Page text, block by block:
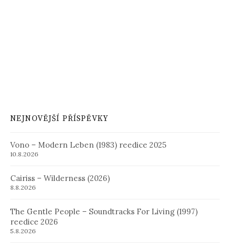
NEJNOVĚJŠÍ PŘÍSPĚVKY
Vono – Modern Leben (1983) reedice 2025
10.8.2026
Cairiss – Wilderness (2026)
8.8.2026
The Gentle People – Soundtracks For Living (1997)
reedice 2026
5.8.2026